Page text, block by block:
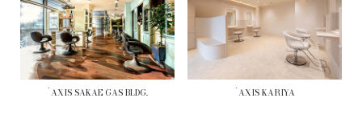
`AXIS SAKAE GAS BLDG. `AXIS KARIYA